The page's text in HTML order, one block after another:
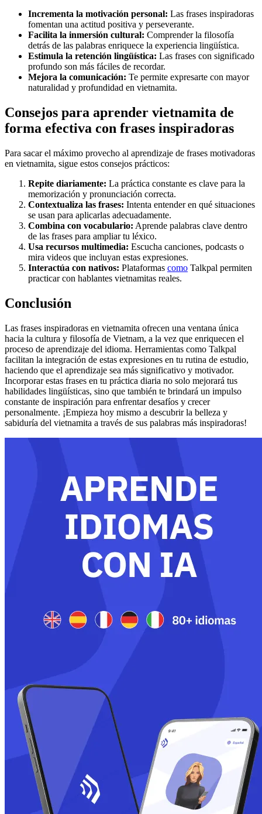
Incrementa la motivación personal: Las frases inspiradoras
fomentan una actitud positiva y perseverante.
Facilita la inmersión cultural: Comprender la filosofía
detrás de las palabras enriquece la experiencia lingüística.
Estimula la retención lingüística: Las frases con significado
profundo son más fáciles de recordar.
Mejora la comunicación: Te permite expresarte con mayor
naturalidad y profundidad en vietnamita.
Consejos para aprender vietnamita de
forma efectiva con frases inspiradoras
Para sacar el máximo provecho al aprendizaje de frases motivadoras
en vietnamita, sigue estos consejos prácticos:
Repite diariamente: La práctica constante es clave para la
memorización y pronunciación correcta.
Contextualiza las frases: Intenta entender en qué situaciones
se usan para aplicarlas adecuadamente.
Combina con vocabulario: Aprende palabras clave dentro
de las frases para ampliar tu léxico.
Usa recursos multimedia: Escucha canciones, podcasts o
mira videos que incluyan estas expresiones.
Interactúa con nativos: Plataformas como Talkpal permiten
practicar con hablantes vietnamitas reales.
Conclusión
Las frases inspiradoras en vietnamita ofrecen una ventana única
hacia la cultura y filosofía de Vietnam, a la vez que enriquecen el
proceso de aprendizaje del idioma. Herramientas como Talkpal
facilitan la integración de estas expresiones en tu rutina de estudio,
haciendo que el aprendizaje sea más significativo y motivador.
Incorporar estas frases en tu práctica diaria no solo mejorará tus
habilidades lingüísticas, sino que también te brindará un impulso
constante de inspiración para enfrentar desafíos y crecer
personalmente. ¡Empieza hoy mismo a descubrir la belleza y
sabiduría del vietnamita a través de sus palabras más inspiradoras!